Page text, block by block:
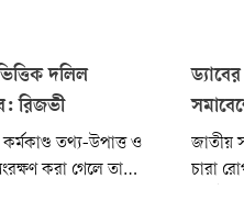
দলিল
রিজভী
তথ্য-উপাত্ত ও
করা গেলে তা
জাতীয়
চারা